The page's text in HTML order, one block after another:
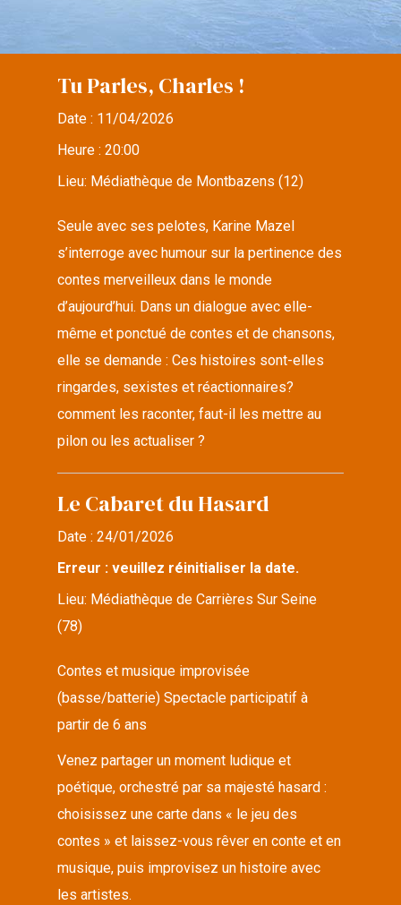
Tu Parles, Charles !
Date : 11/04/2026
Heure :20:00
Lieu: Médiathèque de Montbazens (12)
Seule avec ses pelotes, Karine Mazel
s’interroge avec humour sur la pertinence des
contes merveilleux dans le monde
d’aujourd’hui. Dans un dialogue avec elle-
même et ponctué de contes et de chansons,
elle se demande : Ces histoires sont-elles
ringardes, sexistes et réactionnaires?
comment les raconter, faut-il les mettre au
pilon ou les actualiser ?
Le Cabaret du Hasard
Date :24/01/2026
Erreur : veuillez réinitialiser la date.
Lieu: Médiathèque de Carrières Sur Seine
(78)
Contes et musique improvisée
(basse/batterie) Spectacle participatif à
partir de 6 ans
Venez partager un moment ludique et
poétique, orchestré par sa majesté hasard :
choisissez une carte dans « le jeu des
contes » et laissez-vous rêver en conte et en
musique, puis improvisez un histoire avec
les artistes.